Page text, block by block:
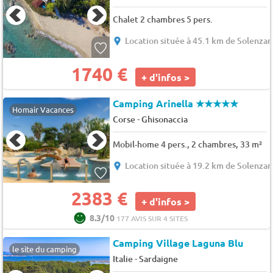
Chalet 2 chambres 5 pers.
Location située à 45.1 km de
1740 € + d'infos >
Homair Vacances Camping Arinella★★★★★
Corse-Ghisonaccia
Mobil-home 4 pers., 2 chambres, 33 m²
Location située à 19.2 km de
2383 € + d'infos >
8.3/10 177 AVIS SUR 4 SITES
le site du camping Camping Village Laguna Blu
Italie-Sardaigne